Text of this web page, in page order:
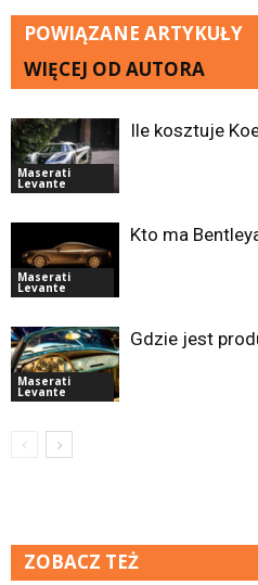
POWIĄZANE ARTYKUŁY
WIĘCEJ OD AUTORA
Maserati
Levante
Ile kosztuje
Maserati
Levante
Kto ma
Maserati
Levante
Gdzie jest
ZOBACZ TEŻ